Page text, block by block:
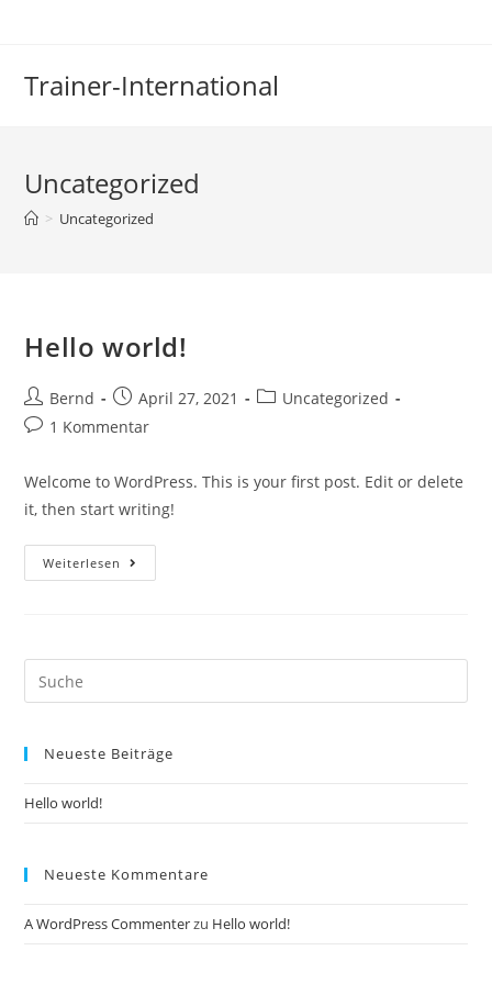
Trainer-International
Uncategorized
> Uncategorized
Hello world!
Beitrags-
Autor:
Bernd
Beitrag
veröffentlicht:
April 27, 2021
Beitrags-
Uncategorized
Beitrags-
1 Kommentar
Welcome to WordPress. This is your first post. Edit or delete
it, then start writing!
Weiterlesen
world!
Suche
nach:
Neueste Beiträge
Hello world!
Neueste Kommentare
A WordPress Commenterzu Hello world!